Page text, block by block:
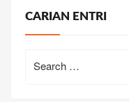
CARIAN ENTRI
for: